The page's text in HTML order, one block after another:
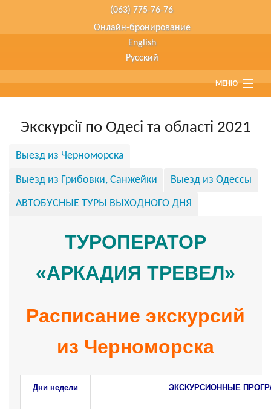
(063) 775-76-76
Онлайн-бронирование
English
Русский
МЕНЮ
Туры наших партнеров
Экскурсії по Одесі та області 2021
Выезд из Черноморска
Выезд из Грибовки, Санжейки Выезд из Одессы
АВТОБУСНЫЕ ТУРЫ ВЫХОДНОГО ДНЯ
ТУРОПЕРАТОР
«АРКАДИЯ ТРЕВЕЛ»
Расписание экскурсий
из Черноморска
Дни недели ЭКСКУРСИОННЫЕ